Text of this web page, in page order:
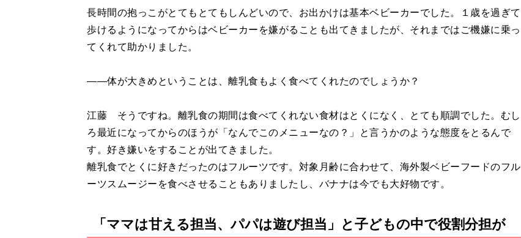
長時間の抱っこがとてもとてもしんどいので、お出かけは基本ベビーカーでした。１歳を過ぎて
歩けるようになってからはベビーカーを嫌がることも出てきましたが、それまではご機嫌に乗っ
てくれて助かりました。
――体が大きめということは、離乳食もよく食べてくれたのでしょうか？
江藤 そうですね。離乳食の期間は食べてくれない食材はとくになく、とても順調でした。むし
ろ最近になってからのほうが「なんでこのメニューなの？」と言うかのような態度をとるんで
す。好き嫌いをすることが出てきました。
離乳食でとくに好きだったのはフルーツです。対象月齢に合わせて、海外製ベビーフードのフル
ーツスムージーを食べさせることもありましたし、バナナは今でも大好物です。
「ママは甘える担当、パパは遊び担当」と子どもの中で役割分担が